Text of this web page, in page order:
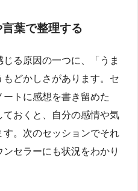
葉で整理する
る原因の一つに、「うま
もどかしさがあります。セ
トに感想を書き留めた
ておくと、自分の感情や気
。次のセッションでそれ
セラーにも状況をわかり